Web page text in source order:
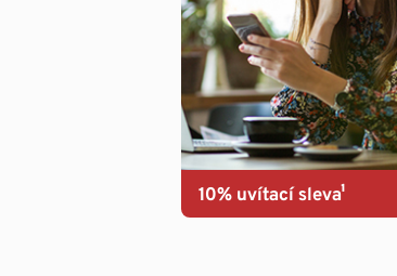
10% uvítací sleva¹